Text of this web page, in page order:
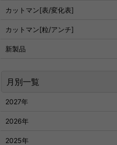
カットマン[表/変化表]
カットマン[粒/アンチ]
新製品
月別一覧
2027年
2026年
2025年